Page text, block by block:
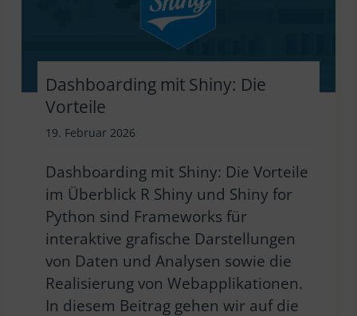
Dashboarding mit Shiny: Die
Vorteile
19. Februar 2026
Dashboarding mit Shiny: Die Vorteile
im Überblick R Shiny und Shiny for
Python sind Frameworks für
interaktive grafische Darstellungen
von Daten und Analysen sowie die
Realisierung von Webapplikationen.
In diesem Beitrag gehen wir auf die